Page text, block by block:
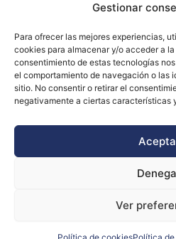
Gestionar
Para ofrecer las mejores experiencias,
cookies para almacenar y/o acceder a
consentimiento de estas tecnologías
el comportamiento de navegación o las
sitio. No consentir o retirar el
negativamente a ciertas características
Ver
Aviso
Declaración de
Política de